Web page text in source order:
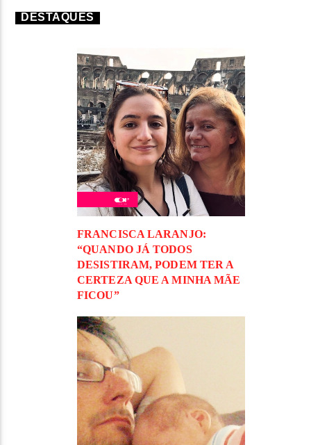
DESTAQUES
FRANCISCA LARANJO:
“QUANDO JÁ TODOS
DESISTIRAM, PODEM TER A
CERTEZA QUE A MINHA MÃE
FICOU”